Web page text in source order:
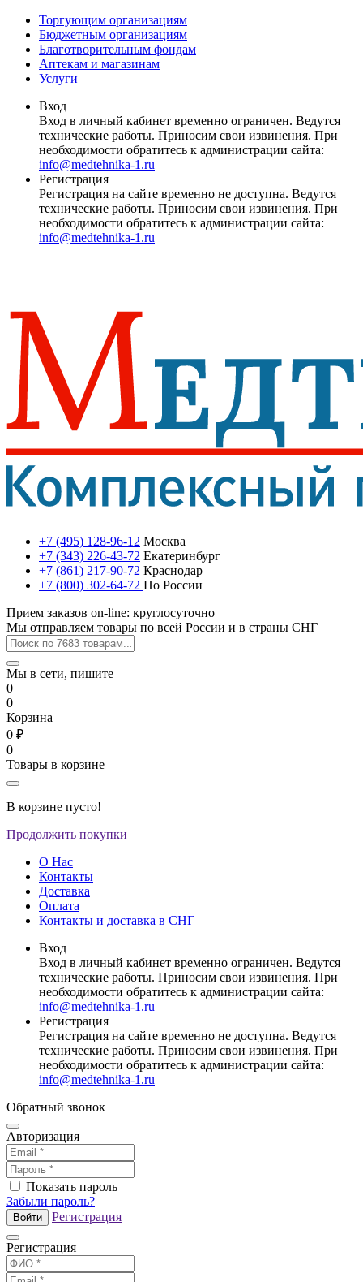
Торгующим организациям
Бюджетным организациям
Благотворительным фондам
Аптекам и магазинам
Услуги
Вход
Вход в личный кабинет временно ограничен. Ведутся
технические работы. Приносим свои извинения. При
необходимости обратитесь к администрации сайта:
info@medtehnika-1.ru
Регистрация
Регистрация на сайте временно не доступна. Ведутся
технические работы. Приносим свои извинения. При
необходимости обратитесь к администрации сайта:
info@medtehnika-1.ru
+7 (495) 128-96-12 Москва
+7 (343) 226-43-72 Екатеринбург
+7 (861) 217-90-72 Краснодар
+7 (800) 302-64-72 По России
Прием заказов on-line: круглосуточно
Мы отправляем товары по всей России и в страны СНГ
Мы в сети, пишите
0
0
Корзина
0 ₽
0
Товары в корзине
В корзине пусто!
Продолжить покупки
О Нас
Контакты
Доставка
Оплата
Контакты и доставка в СНГ
Вход
Вход в личный кабинет временно ограничен. Ведутся
технические работы. Приносим свои извинения. При
необходимости обратитесь к администрации сайта:
info@medtehnika-1.ru
Регистрация
Регистрация на сайте временно не доступна. Ведутся
технические работы. Приносим свои извинения. При
необходимости обратитесь к администрации сайта:
info@medtehnika-1.ru
Обратный звонок
Авторизация
Показать пароль
Забыли пароль?
Войти Регистрация
Регистрация